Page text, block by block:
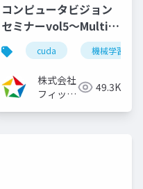
cuda高速化 高速化シリーズ
コンピュータビジョン
セミナーvol5～Multi-
View StereoのCUDA
高速化～（2024/8/7)
cuda 機械学習
株式会社
フィック
49.3K